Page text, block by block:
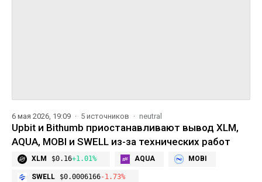
6 мая 2026, 19:09 5 источников neutral
Upbit и Bithumb приостанавливают вывод XLM,
AQUA, MOBI и SWELL из-за технических работ
XLM $0.16+1.01% AQUA MOBI
SWELL $0.0006166-1.73%